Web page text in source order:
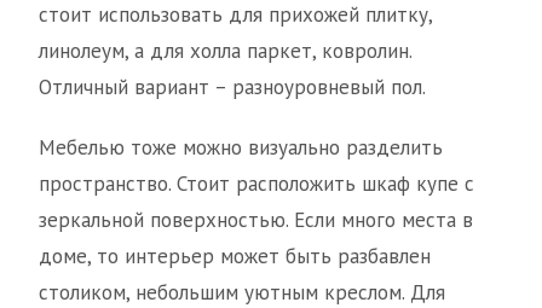
стоит использовать для прихожей плитку,
линолеум, а для холла паркет, ковролин.
Отличный вариант – разноуровневый пол.
Мебелью тоже можно визуально разделить
пространство. Стоит расположить шкаф купе с
зеркальной поверхностью. Если много места в
доме, то интерьер может быть разбавлен
столиком, небольшим уютным креслом. Для